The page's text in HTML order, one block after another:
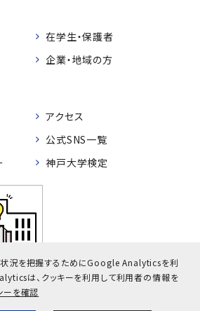
状況を把握するためにGoogle Analyticsを利
は、クッキーを利用して利用者の情報を
ーを確認
在学生・保護者
企業・地域の方
アクセス
公式SNS一覧
神戸大学検定
ー サイトポリシー